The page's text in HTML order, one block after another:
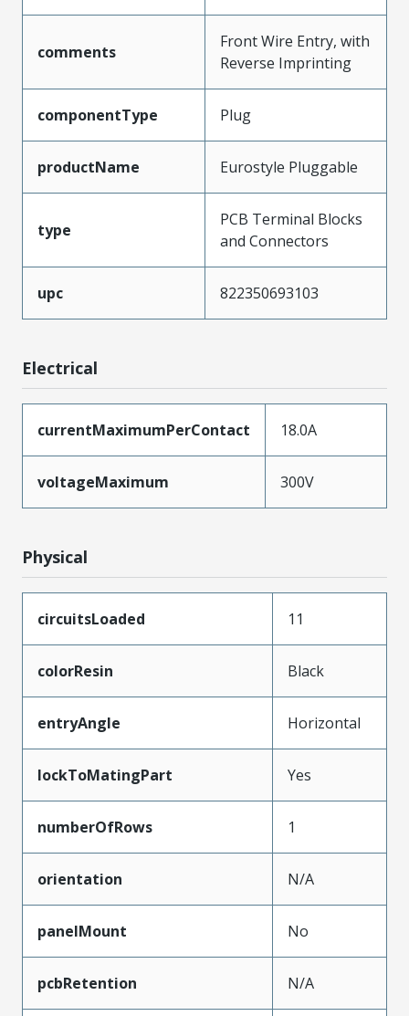
comments
Front Wire Entry, with
Reverse Imprinting
componentType Plug
productName Eurostyle Pluggable
type
PCB Terminal Blocks
and Connectors
upc 822350693103
Electrical
currentMaximumPerContact 18.0A
voltageMaximum 300V
Physical
circuitsLoaded 11
colorResin Black
entryAngle Horizontal
lockToMatingPart Yes
numberOfRows 1
orientation N/A
panelMount No
pcbRetention N/A